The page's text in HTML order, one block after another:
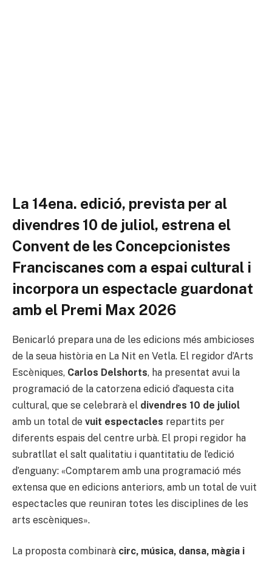
La 14ena. edició, prevista per al
divendres 10 de juliol, estrena el
Convent de les Concepcionistes
Franciscanes com a espai cultural i
incorpora un espectacle guardonat
amb el Premi Max 2026
Benicarló prepara una de les edicions més ambicioses
de la seua història en La Nit en Vetla. El regidor d’Arts
Escèniques, Carlos Delshorts, ha presentat avui la
programació de la catorzena edició d’aquesta cita
cultural, que se celebrarà el divendres 10 de juliol
amb un total de vuit espectacles repartits per
diferents espais del centre urbà. El propi regidor ha
subratllat el salt qualitatiu i quantitatiu de l’edició
d’enguany: «Comptarem amb una programació més
extensa que en edicions anteriors, amb un total de vuit
espectacles que reuniran totes les disciplines de les
arts escèniques».
La proposta combinarà circ, música, dansa, màgia i